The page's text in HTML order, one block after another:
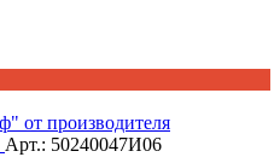
Арт.: 50240047И06